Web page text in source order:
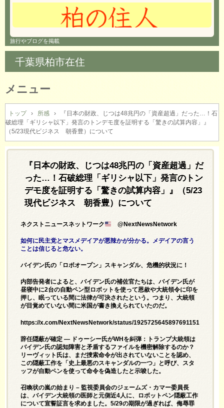
旅行やブログを掲載
千葉県柏市在住
メニュー
コ
ン
テ
ン
トップ › 所感 ›
『日本の財政、じつは48兆円の「資産超過」だった…！石
破総理「ギリシャ以下」発言のトンデモ度を証明する「驚きの試算内容」』
（5/23現代ビジネス 朝香豊）について
『日本の財政、じつは48兆円の「資産超過」だ
った…！石破総理「ギリシャ以下」発言のトン
デモ度を証明する「驚きの試算内容」』（5/23
現代ビジネス 朝香豊）について
ネクストニュースネットワーク @NextNewsNetwork
如何に民主党とマスメデイアが悪辣かが分かる。メデイアの言う
ことは信じると危ない。
バイデン氏の「ロボオープン」スキャンダル、危機的状況に！
内部告発者によると、バイデン氏の補佐官たちは、バイデン氏が
昼寝中に2台の自動ペン型ロボットを使って恩赦や大統領令に印を
押し、眠っている間に法律が可決されたという。つまり、大統領
が目覚めていない間に米国が書き換えられていたのだ。
https://x.com/NextNewsNetwork/status/1925725645897691151
辞任隠蔽が確定 ― ドゥーシー氏がWHを糾弾：トランプ大統領は
バイデン氏の認知障害と矛盾するファイルを機密解除するのか？
リーヴィット氏は、まだ捜索命令が出されていないことを認め、
この隠蔽工作を「史上最悪のスキャンダルの一つ」と呼び、スタ
ッフが自動ペンを使って命令を偽造したと示唆した。
召喚状の嵐の始まり – 監視委員会のジェームズ・カマー委員長
は、バイデン大統領の医師と元側近4人に、ロボットペン隠蔽工作
について宣誓証言を求めました。5/29の期限が過ぎれば、侮辱罪